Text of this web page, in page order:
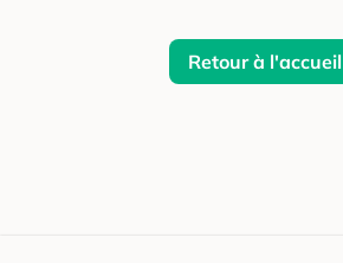
Retour à l'accueil